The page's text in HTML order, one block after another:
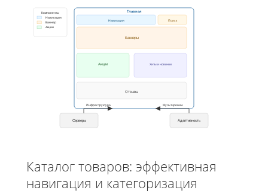
Серверы Адаптивность
Главная
Навигация Поиск
Баннеры
Акции Хиты и новинки
Отзывы
Инфраструктура Мультирежим
Компоненты
Навигация
Баннер
Акции
Каталог товаров: эффективная
навигация и категоризация